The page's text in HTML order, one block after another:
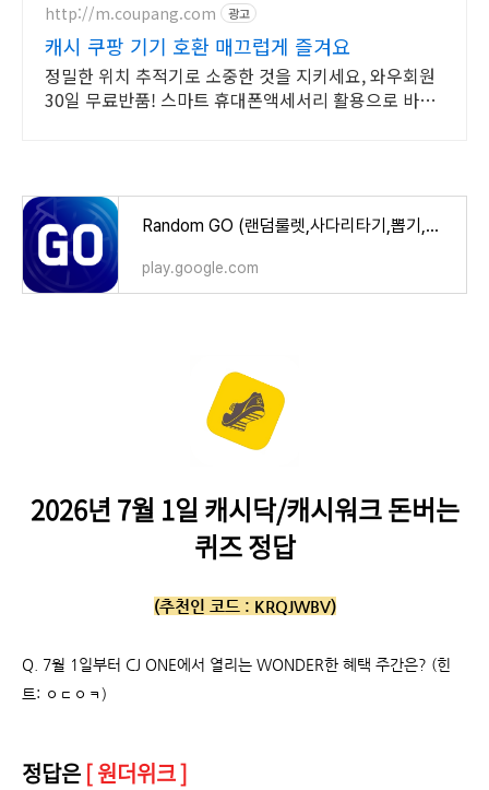
http://m.coupang.com 광고
캐시 쿠팡 기기 호환 매끄럽게 즐겨요
정밀한 위치 추적기로 소중한 것을 지키세요, 와우회원
30일 무료반품! 스마트 휴대폰액세서리 활용으로 바쁜
Random GO (랜덤룰렛,사다리타기,뽑기,복불복) - Google Play 앱
play.google.com
2026년 7월 1일 캐시닥/캐시워크 돈버는
퀴즈 정답
(추천인 코드 : KRQJWBV)
Q. 7월 1일부터 CJ ONE에서 열리는 WONDER한 혜택 주간은? (힌
트: ㅇㄷㅇㅋ)
정답은 [ 원더위크 ]